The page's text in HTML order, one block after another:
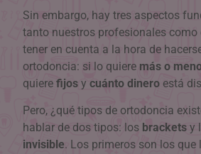
Sin embargo, hay tres aspectos
tanto nuestros profesionales como
tener en cuenta a la hora de
ortodoncia: si lo quiere más o
quierefijos ycuánto dinero está
Pero, ¿qué tipos de ortodoncia
hablar de dos tipos: los brackets y
invisible. Los primeros son los que